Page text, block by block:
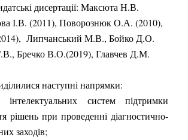
дисертації: Максюта Н.В.
І.В. (2011), Поворознюк О.А. (2010),
Липчанський М.В., Бойко Д.О.
Бречко В.О.(2019), Главчев Д.М.
наступні напрямки:
інтелектуальних систем підтримки
рішень при проведенні діагностично-
заходів;